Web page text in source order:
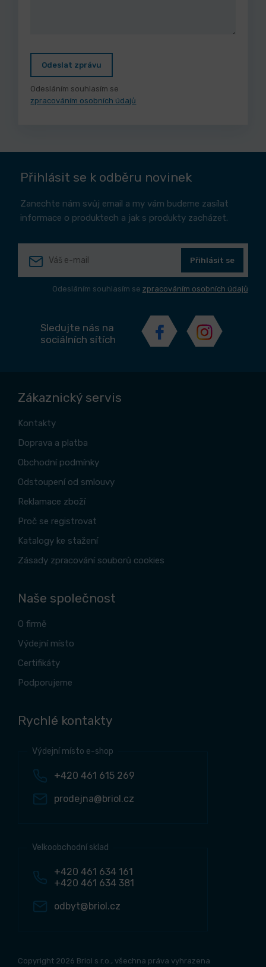
Odeslat zprávu
Odesláním souhlasím se
zpracováním osobních údajů
Přihlásit se k odběru novinek
Zanechte nám svůj email a my vám budeme zasílat
informace o produktech a jak s produkty zacházet.
Přihlásit se
Odesláním souhlasím se zpracováním osobních údajů
Sledujte nás na
sociálních sítích
Zákaznický servis
Kontakty
Doprava a platba
Obchodní podmínky
Odstoupení od smlouvy
Reklamace zboží
Proč se registrovat
Katalogy ke stažení
Zásady zpracování souborů cookies
Naše společnost
O firmě
Výdejní místo
Certifikáty
Podporujeme
Rychlé kontakty
Výdejní místo e-shop
+420 461 615 269
prodejna@briol.cz
Velkoobchodní sklad
+420 461 634 161
+420 461 634 381
odbyt@briol.cz
Copyright 2026 Briol s r.o., všechna práva vyhrazena